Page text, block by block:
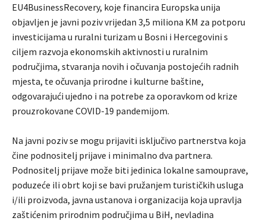
EU4BusinessRecovery, koje financira Europska unija
objavljen je javni poziv vrijedan 3,5 miliona KM za potporu
investicijama u ruralni turizam u Bosni i Hercegovini s
ciljem razvoja ekonomskih aktivnosti u ruralnim
područjima, stvaranja novih i očuvanja postojećih radnih
mjesta, te očuvanja prirodne i kulturne baštine,
odgovarajući ujedno i na potrebe za oporavkom od krize
prouzrokovane COVID-19 pandemijom.
Na javni poziv se mogu prijaviti isključivo partnerstva koja
čine podnositelj prijave i minimalno dva partnera.
Podnositelj prijave može biti jedinica lokalne samouprave,
poduzeće ili obrt koji se bavi pružanjem turističkih usluga
i/ili proizvoda, javna ustanova i organizacija koja upravlja
zaštićenim prirodnim područjima u BiH, nevladina